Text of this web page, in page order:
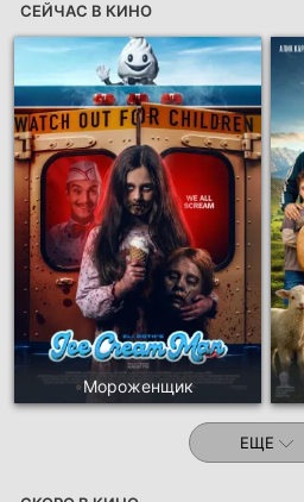
СЕЙЧАС В КИНО
Мороженщик
ЕЩЕ